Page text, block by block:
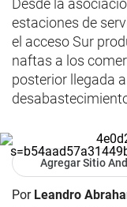
Desde la
estaciones de
el acceso Sur
naftas a los
posterior llegada
Agregar Sitio
Por Leandro